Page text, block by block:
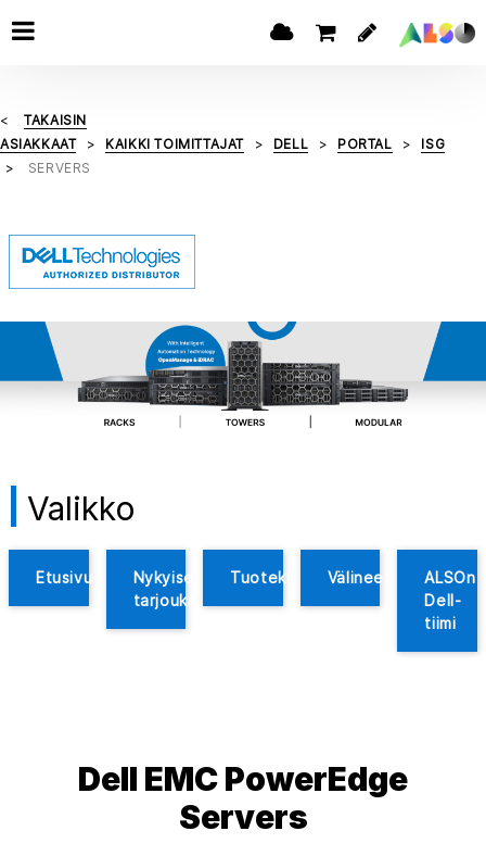
TAKAISIN
ASIAKKAAT
KAIKKI TOIMITTAJAT DELL PORTAL
ISG
SERVERS
Valikko
Etusivu
Nykyiset
tarjoukset
Tuotekuvaukset
Välineet
ALSOn
Dell-
tiimi
Dell EMC PowerEdge
Servers